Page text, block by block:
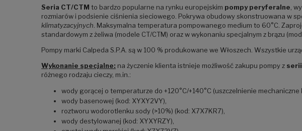
Seria CT/CTM to bardzo popularne na rynku europejskim pompy peryferalne ,
rozmiarów i podsienie ciśnienia sieciowego. Pokrywa obudowy skonstruowana w
klimatyzacyjnych . Maksymalna temperatura pompowanego medium to 60°C.
standardowym z żeliwa (modele CT/CTM) oraz w wykonaniu specjalnym z brązu
Pompy marki Calpeda S.P.A. są w 100 % produkowane we Włoszech. Wszystkie
Wykonanie specjalne: na życzenie klienta istnieje możliwość zakupu pompy z
różnego rodzaju cieczy, m.in.:
wody gorącej o temperaturze do +120°C/+140°C (uszczelnienie mechaniczne
wody basenowej (kod: XYXY2VY),
roztworu wodorotlenku sody (>10%) (kod: X7X7KR7),
wody destylowanej (kod: XYXYRZY),